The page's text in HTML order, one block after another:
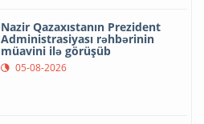
Nazir Qazaxıstanın Prezident
Administrasiyası rəhbərinin
müavini ilə görüşüb
05-08-2026